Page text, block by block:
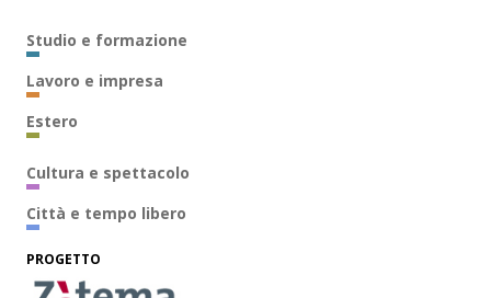
Studio e formazione
Lavoro e impresa
Estero
Cultura e spettacolo
Città e tempo libero
PROGETTO